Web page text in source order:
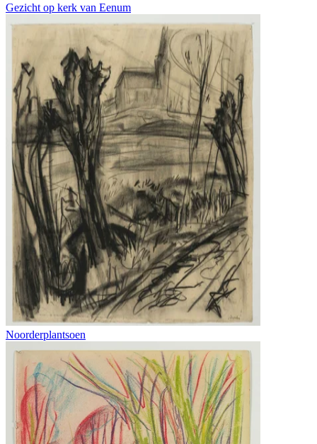
Gezicht op kerk van Eenum
Noorderplantsoen